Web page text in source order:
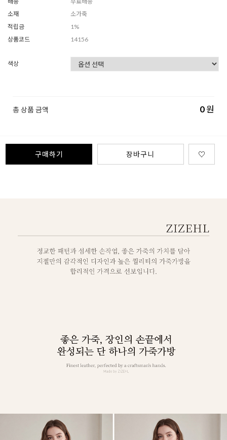
소재
소가죽
적립금
1%
상품코드
14156
색상
총 상품 금액 0원
구매하기 장바구니 ♡